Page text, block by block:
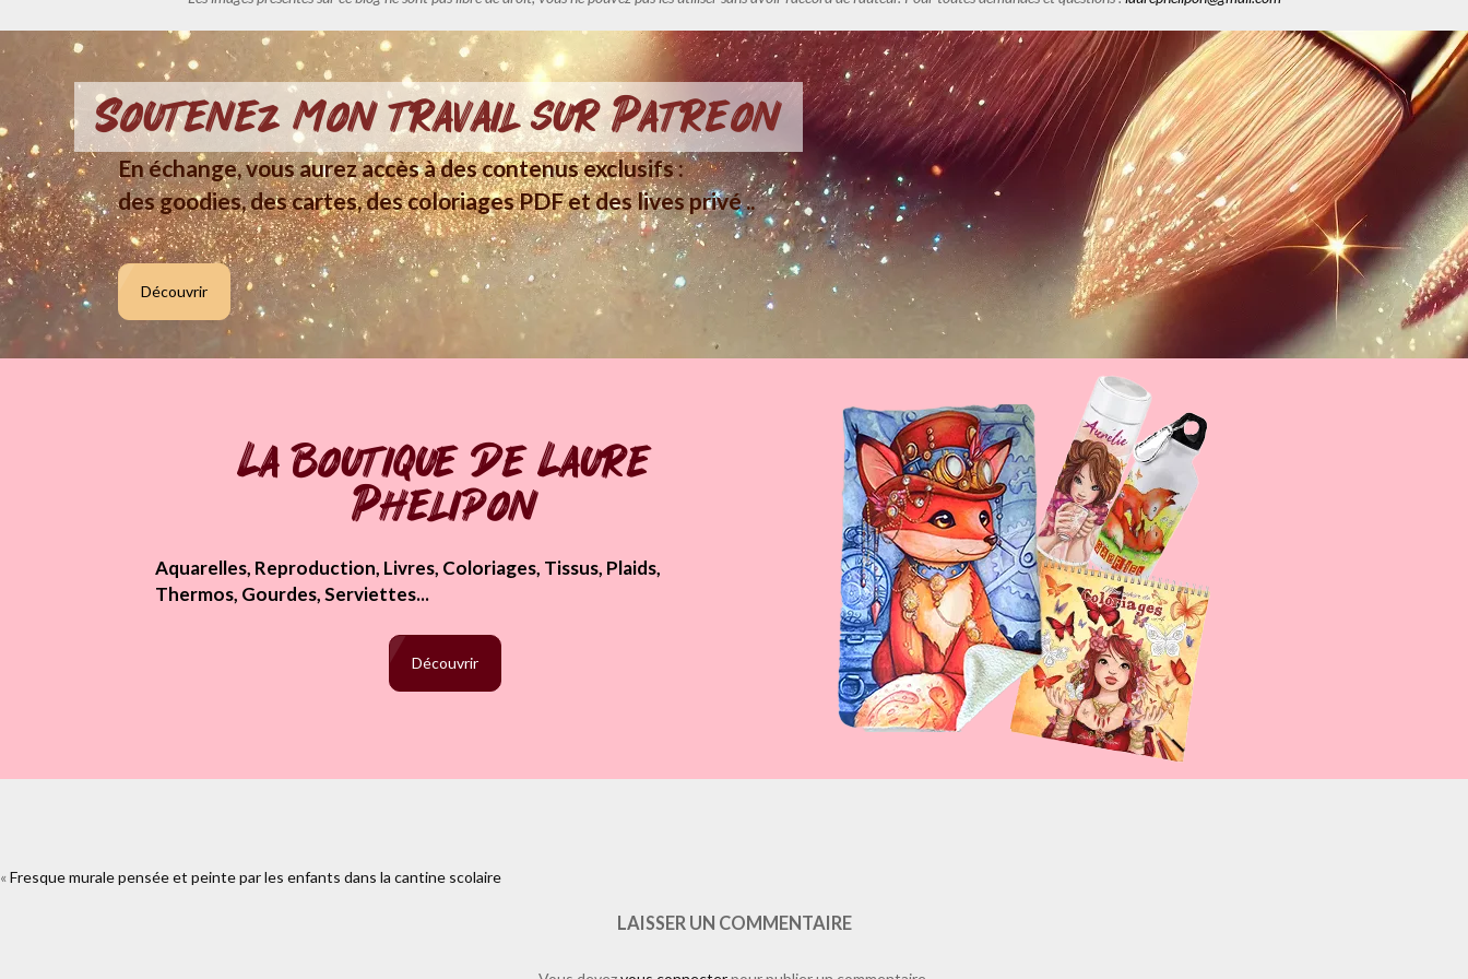
Soutenez mon travail sur Patreon
En échange, vous aurez accès à des contenus exclusifs :
des goodies, des cartes, des coloriages PDF et des lives privé ..
Découvrir
La boutique de Laure
Phelipon
Aquarelles, Reproduction, Livres, Coloriages, Tissus, Plaids,
Thermos, Gourdes, Serviettes...
Découvrir
https://www.facebook.com/plugins/like.php?href=https%3A%2F%2Fwww.laure-illustrations.com%2F2018%2F06%2Ffresque-murale-cantine-
«Fresque murale pensée et peinte par les enfants dans la cantine scolaire
LAISSER UN COMMENTAIRE